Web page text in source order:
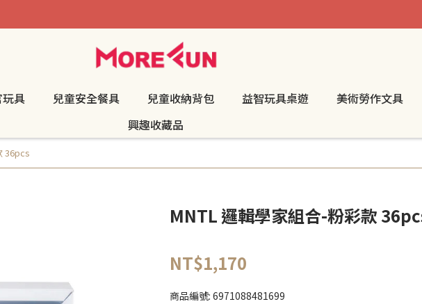
具 兒童安全餐具 兒童收納背包 益智玩具桌遊 美術勞作文具
興趣收藏品
36pcs
MNTL 邏輯學家組合-粉彩款
NT$1,170
商品編號: 6971088481699